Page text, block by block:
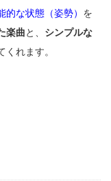
的な状態（姿勢） を
楽曲と、 シンプルな
れます。